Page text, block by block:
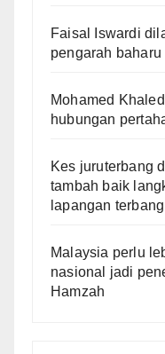
Faisal Iswardi
pengarah baharu
Mohamed
hubungan
Kes juruterbang
tambah baik
lapangan
Malaysia perlu
nasional jadi
Hamzah